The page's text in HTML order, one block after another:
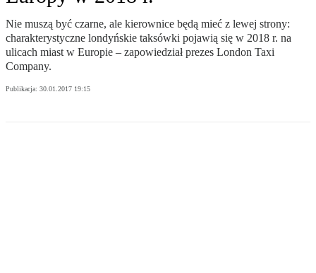
Nie muszą być czarne, ale kierownice będą mieć z lewej strony:
charakterystyczne londyńskie taksówki pojawią się w 2018 r. na
ulicach miast w Europie – zapowiedział prezes London Taxi
Company.
Publikacja: 30.01.2017 19:15